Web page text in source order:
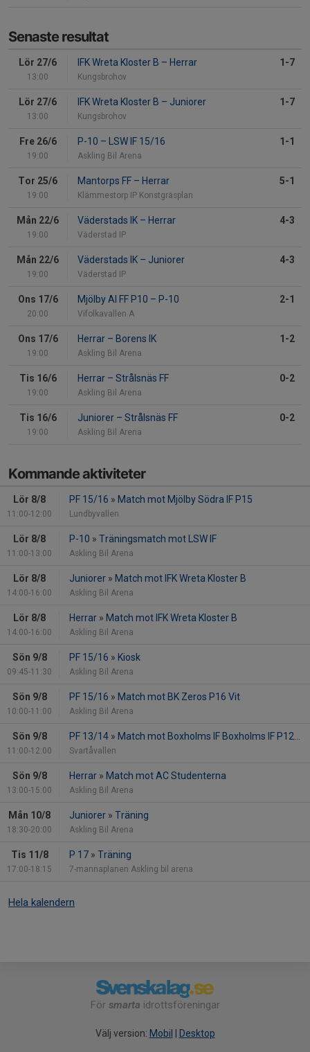
Senaste resultat
Lör 27/6
13:00
IFK Wreta Kloster B – Herrar
Kungsbrohov
1-7
Lör 27/6
13:00
IFK Wreta Kloster B – Juniorer
Kungsbrohov
1-7
Fre 26/6
19:00
P-10 – LSW IF 15/16
Askling Bil Arena
1-1
Tor 25/6
19:00
Mantorps FF – Herrar
Klämmestorp IP Konstgräsplan
5-1
Mån 22/6
19:00
Väderstads IK – Herrar
Väderstad IP
4-3
Mån 22/6
19:00
Väderstads IK – Juniorer
Väderstad IP
4-3
Ons 17/6
20:00
Mjölby AI FF P10 – P-10
Vifolkavallen A
2-1
Ons 17/6
19:00
Herrar – Borens IK
Askling Bil Arena
1-2
Tis 16/6
19:00
Herrar – Strålsnäs FF
Askling Bil Arena
0-2
Tis 16/6
19:00
Juniorer – Strålsnäs FF
Askling Bil Arena
0-2
Kommande aktiviteter
Lör 8/8
11:00-12:00
PF 15/16 » Match mot Mjölby Södra IF P15
Lundbyvallen
Lör 8/8
11:00-13:00
P-10 » Träningsmatch mot LSW IF
Askling Bil Arena
Lör 8/8
14:00-16:00
Juniorer » Match mot IFK Wreta Kloster B
Askling Bil Arena
Lör 8/8
14:00-16:00
Herrar » Match mot IFK Wreta Kloster B
Askling Bil Arena
Sön 9/8
09:45-11:30
PF 15/16 » Kiosk
Askling Bil Arena
Sön 9/8
10:00-11:00
PF 15/16 » Match mot BK Zeros P16 Vit
Askling Bil Arena
Sön 9/8
11:00-12:00
PF 13/14 » Match mot Boxholms IF Boxholms IF P12/13/14
Svartåvallen
Sön 9/8
13:00-15:00
Herrar » Match mot AC Studenterna
Askling Bil Arena
Mån 10/8
18:30-20:00
Juniorer » Träning
Askling Bil Arena
Tis 11/8
17:00-18:15
P 17 » Träning
7-mannaplanen Askling bil arena
Hela kalendern
För smarta idrottsföreningar
Välj version: Mobil Desktop